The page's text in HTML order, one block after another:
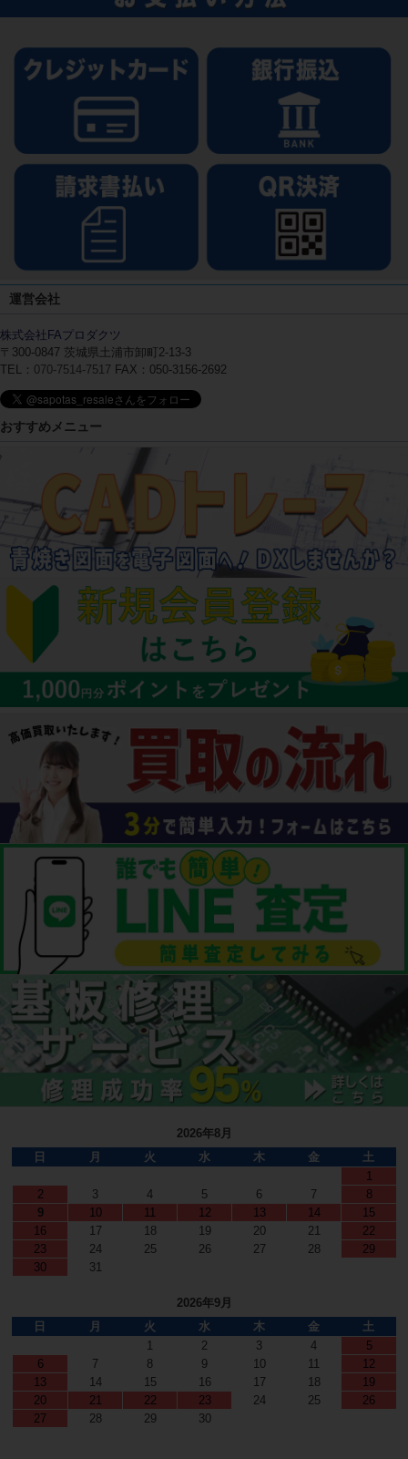
運営会社
株式会社FAプロダクツ
〒300-0847 茨城県土浦市卸町2-13-3
TEL： 070-7514-7517 FAX：050-3156-2692
おすすめメニュー
2026年8月
日
月 火 水 木 金
土
1
2
3 4 5 6 7
8
9
10 11 12 13 14
15
16
17 18 19 20 21
22
23
24 25 26 27 28
29
30
31
2026年9月
日
月 火 水 木 金
土
1
2 3 4
5
6
7 8 9 10 11
12
13
14 15 16 17 18
19
20
21 22 23 24 25
26
27
28 29 30